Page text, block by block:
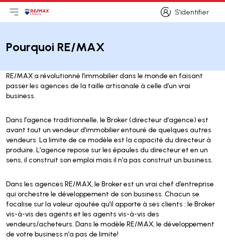
S’identifier
S’identifier
Ouvrir le menu principal
Logo
Pourquoi RE/MAX
RE/MAX a révolutionné l’immobilier dans le monde en faisant
passer les agences de la taille artisanale à celle d’un vrai
business.
Dans l’agence traditionnelle, le Broker (directeur d’agence) est
avant tout un vendeur d’immobilier entouré de quelques autres
vendeurs. La limite de ce modèle est la capacité du directeur à
produire. L’agence repose sur les épaules du directeur et en un
sens, il construit son emploi mais il n’a pas construit un business.
Dans les agences RE/MAX, le Broker est un vrai chef d’entreprise
qui orchestre le développement de son business. Chacun se
focalise sur la valeur ajoutée qu’il apporte à ses clients : le Broker
vis-à-vis des agents et les agents vis-à-vis des
vendeurs/acheteurs. Dans le modèle RE/MAX, le développement
de votre business n’a pas de limite!